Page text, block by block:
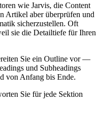
wie Jarvis, die Content
Artikel aber überprüfen und
sicherzustellen. Oft
sie die Detailtiefe für Ihren
Sie ein Outline vor —
und Subheadings
von Anfang bis Ende.
Sie für jede Sektion